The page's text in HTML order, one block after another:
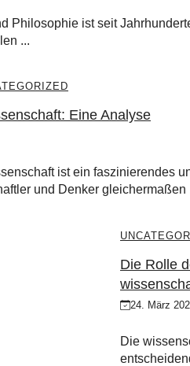
Philosophie ist seit
...
Eine Analyse
ist ein faszinierendes
und Denker gleichermaßen
Die Rolle
24. März
Die